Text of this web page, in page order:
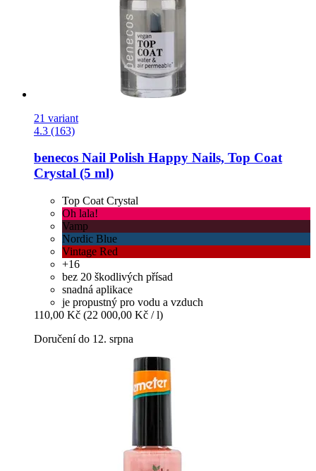
21 variant
4.3 (163)
benecos Nail Polish Happy Nails, Top Coat
Crystal (5 ml)
Top Coat Crystal
Oh lala!
Vamp
Nordic Blue
Vintage Red
+16
bez 20 škodlivých přísad
snadná aplikace
je propustný pro vodu a vzduch
110,00 Kč (22 000,00 Kč / l)
Doručení do 12. srpna